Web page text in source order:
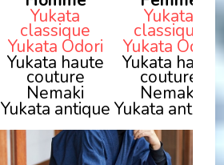
Yukata
classique
Yukata
classique
Yukata Odori Yukata Odori
Yukata haute
couture
Yukata haute
couture
Nemaki Nemaki
Yukata antique Yukata antique